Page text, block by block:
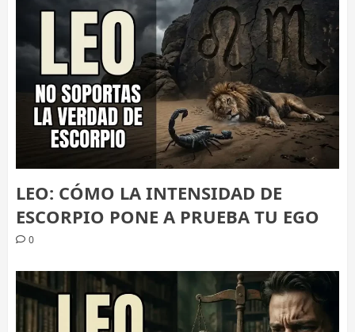
LEO: CÓMO LA INTENSIDAD DE
ESCORPIO PONE A PRUEBA TU EGO
0